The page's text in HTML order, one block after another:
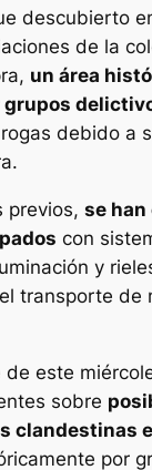
descubierto
de la
un área
debido a
previos, se
con
y
transporte de
de este
sobre
clandestinas
por